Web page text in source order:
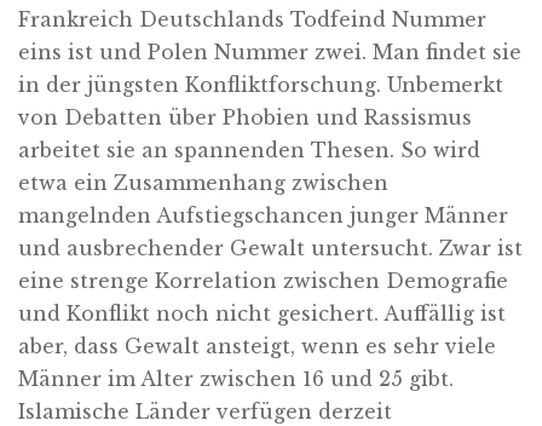
Frankreich Deutschlands Todfeind Nummer
eins ist und Polen Nummer zwei. Man findet sie
in der jüngsten Konfliktforschung. Unbemerkt
von Debatten über Phobien und Rassismus
arbeitet sie an spannenden Thesen. So wird
etwa ein Zusammenhang zwischen
mangelnden Aufstiegschancen junger Männer
und ausbrechender Gewalt untersucht. Zwar ist
eine strenge Korrelation zwischen Demografie
und Konflikt noch nicht gesichert. Auffällig ist
aber, dass Gewalt ansteigt, wenn es sehr viele
Männer im Alter zwischen 16 und 25 gibt.
Islamische Länder verfügen derzeit